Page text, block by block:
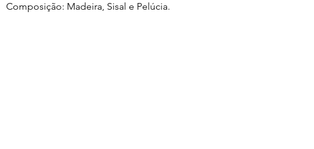
Composição: Madeira, Sisal e Pelúcia.